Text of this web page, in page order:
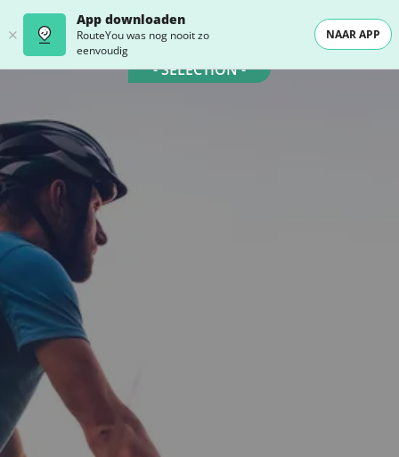
App downloaden
RouteYou was nog nooit zo
eenvoudig
NAAR APP
- SELECTION -